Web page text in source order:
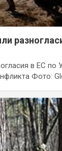
в ЕС по
Фото: